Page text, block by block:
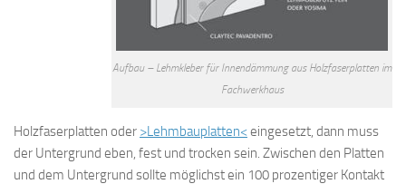
Aufbau – Lehmkleber für Innendämmung aus Holzfaserplatten im
Fachwerkhaus
Holzfaserplatten oder >Lehmbauplatten<eingesetzt, dann muss
der Untergrund eben, fest und trocken sein. Zwischen den Platten
und dem Untergrund sollte möglichst ein 100 prozentiger Kontakt